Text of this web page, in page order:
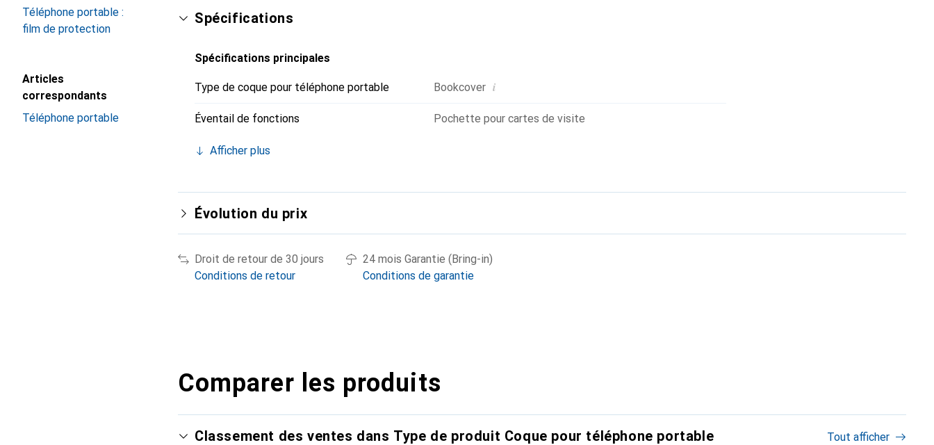
Téléphone portable :
film de protection
Articles
correspondants
Téléphone portable
Spécifications
Spécifications principales
Type de coque pour téléphone portable Bookcover i
Éventail de fonctions Pochette pour cartes de visite
Afficher plus
Évolution du prix
Droit de retour de 30 jours
Conditions de retour
24 mois Garantie (Bring-in)
Conditions de garantie
Comparer les produits
Classement des ventes dans Type de produit Coque pour téléphone portable Tout afficher